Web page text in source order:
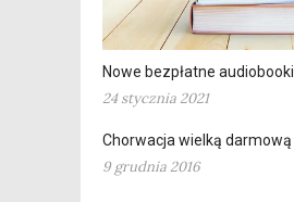
Nowe bezpłatne
24 stycznia 2021
Chorwacja wielką
9 grudnia 2016